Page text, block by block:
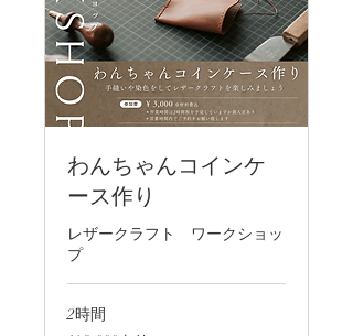
わんちゃんコインケ
ース作り
レザークラフト ワークショッ
プ
2時間